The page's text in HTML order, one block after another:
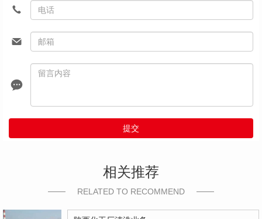
提交
相关推荐
RELATED TO RECOMMEND